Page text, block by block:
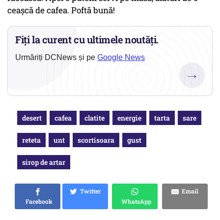
ceașcă de cafea. Poftă bună!
Fiți la curent cu ultimele noutăți.
Urmăriți DCNews și pe Google News
→
desert cafea clatite energie tarta sare
reteta unt scortisoara gust
sirop de artar
Facebook
Twitter
WhatsApp
Email